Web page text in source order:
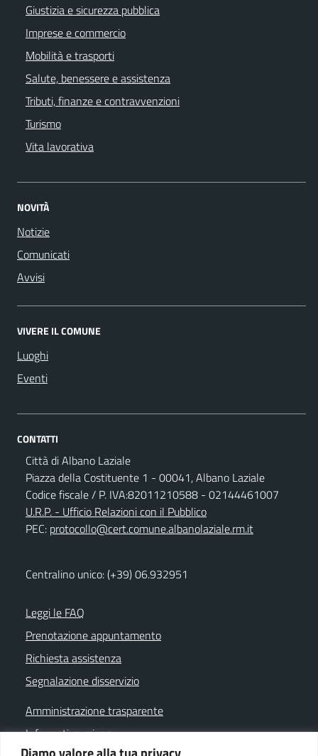
Giustizia e sicurezza pubblica
Imprese e commercio
Mobilità e trasporti
Salute, benessere e assistenza
Tributi, finanze e contravvenzioni
Turismo
Vita lavorativa
NOVITÀ
Notizie
Comunicati
Avvisi
VIVERE IL COMUNE
Luoghi
Eventi
CONTATTI
Città di Albano Laziale
Piazza della Costituente 1 - 00041, Albano Laziale
Codice fiscale / P. IVA:82011210588 - 02144461007
U.R.P. - Ufficio Relazioni con il Pubblico
PEC: protocollo@cert.comune.albanolaziale.rm.it
Centralino unico: (+39) 06.932951
Leggi le FAQ
Prenotazione appuntamento
Richiesta assistenza
Segnalazione disservizio
Amministrazione trasparente
Informativa privacy